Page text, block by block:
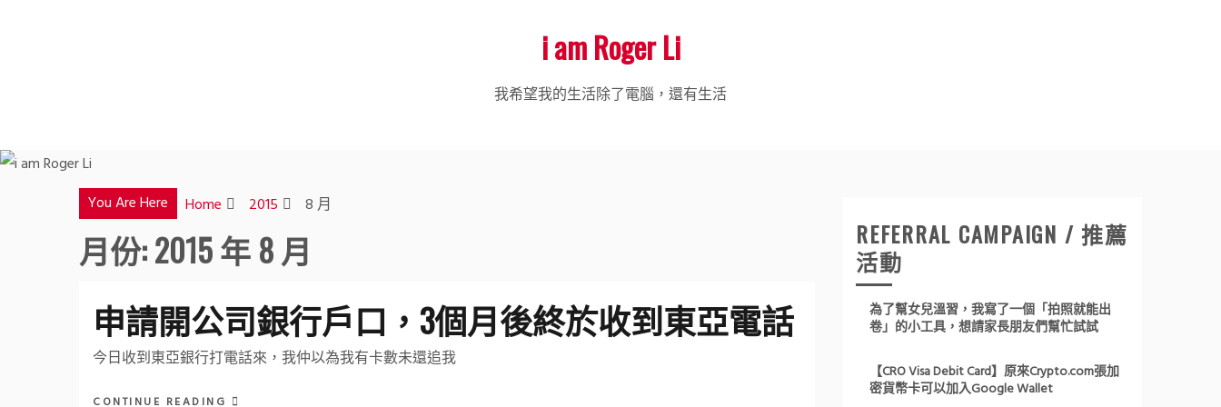
i am Roger Li
我希望我的生活除了電腦，還有生活
You Are Here Home 2015 8 月
月份:2015 年 8 月
申請開公司銀行戶口，3個月後終於收到東亞電話
今日收到東亞銀行打電話來，我仲以為我有卡數未還追我
CONTINUE READING
REFERRAL CAMPAIGN / 推薦
活動
為了幫女兒溫習，我寫了一個「拍照就能出
卷」的小工具，想請家長朋友們幫忙試試
【CRO Visa Debit Card】原來Crypto.com張加
密貨幣卡可以加入Google Wallet